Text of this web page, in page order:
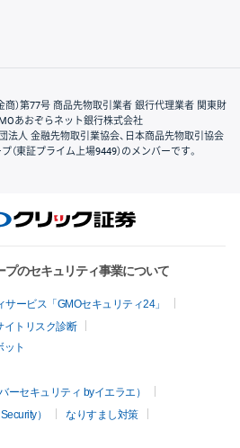
商）第77号 商品先物取引業者 銀行代理業者 関東財
あおぞらネット銀行株式会社
法人 金融先物取引業協会、日本商品先物取引協会
東証プライム上場9449）のメンバーです。
のセキュリティ事業について
ービス「GMOセキュリティ24」
イトリスク診断
ット
ーセキュリティ byイエラエ）
）
なりすまし対策